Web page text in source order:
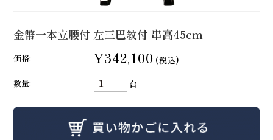
金幣一本立腰付 左三巴紋付 串高45cm
価格: ¥342,100 (税込)
数量:
台